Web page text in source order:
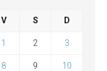
V S D
1 2 3
8 9 10